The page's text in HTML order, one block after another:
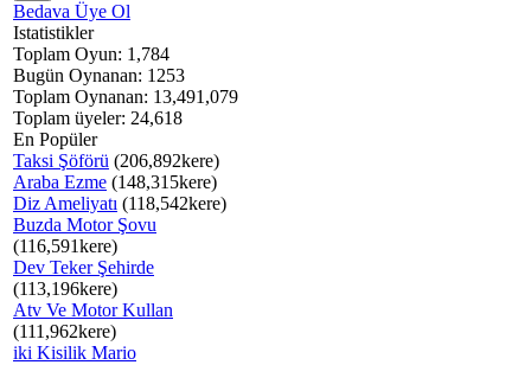
Bedava Üye Ol
Istatistikler
Toplam Oyun: 1,784
Bugün Oynanan: 1253
Toplam Oynanan: 13,491,079
Toplam üyeler: 24,618
En Popüler
Taksi Şöförü (206,892kere)
Araba Ezme (148,315kere)
Diz Ameliyatı (118,542kere)
Buzda Motor Şovu
(116,591kere)
Dev Teker Şehirde
(113,196kere)
Atv Ve Motor Kullan
(111,962kere)
iki Kisilik Mario